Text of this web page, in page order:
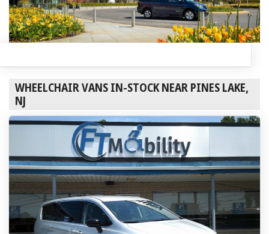
WHEELCHAIR VANS IN-STOCK NEAR PINES LAKE,
NJ